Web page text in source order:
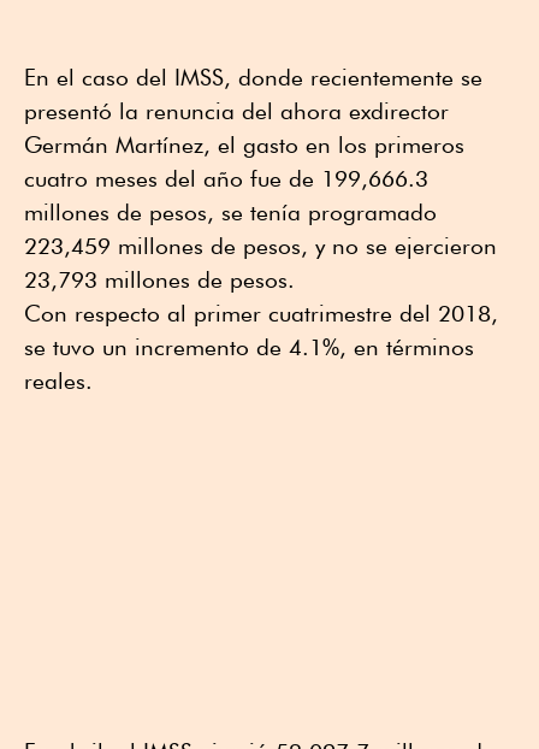
En el caso del IMSS, donde recientemente se
presentó la renuncia del ahora exdirector
Germán Martínez, el gasto en los primeros
cuatro meses del año fue de 199,666.3
millones de pesos, se tenía programado
223,459 millones de pesos, y no se ejercieron
23,793 millones de pesos.
Con respecto al primer cuatrimestre del 2018,
se tuvo un incremento de 4.1%, en términos
reales.